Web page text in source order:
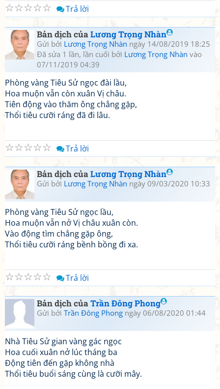
☆
☆
☆
☆
☆ Trả lời
Bản dịch củaLương Trọng Nhàn
Gửi bởi Lương Trọng Nhàn ngày 14/08/2019 18:25
Đã sửa 1 lần, lần cuối bởi Lương Trọng Nhàn vào
07/11/2019 04:39
Phòng vàng Tiêu Sử ngọc đài lầu,
Hoa muộn vẫn còn xuân Vị châu.
Tiên động vào thăm ông chẳng gặp,
Thổi tiêu cưỡi ráng đã đi lâu.
☆
☆
☆
☆
☆ Trả lời
Bản dịch củaLương Trọng Nhàn
Gửi bởi Lương Trọng Nhàn ngày 09/03/2020 10:33
Phòng vàng Tiêu Sử ngọc lầu,
Hoa muộn vẫn nở Vị châu xuân còn.
Vào động tìm chẳng gặp ông,
Thổi tiêu cưỡi ráng bềnh bồng đi xa.
☆
☆
☆
☆
☆ Trả lời
Bản dịch củaTrần Đông Phong
Gửi bởi Trần Đông Phong ngày 06/08/2020 01:44
Nhà Tiêu Sử gian vàng gác ngọc
Hoa cuối xuân nở lúc tháng ba
Động tiên đến gặp không nhà
Thổi tiêu buổi sáng cùng là cưỡi mây.